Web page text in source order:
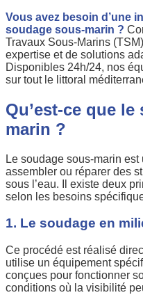
Vous avez besoin d’une
soudage sous-marin ?
Travaux Sous-Marins
expertise et de solutions
Disponibles 24h/24, nos
sur tout le littoral
Qu’est-ce que
marin ?
Le soudage sous-marin
assembler ou réparer des
sous l’eau. Il existe deux
selon les besoins
1. Le soudage en
Ce procédé est réalisé
utilise un équipement
conçues pour fonctionner
conditions où la visibilité